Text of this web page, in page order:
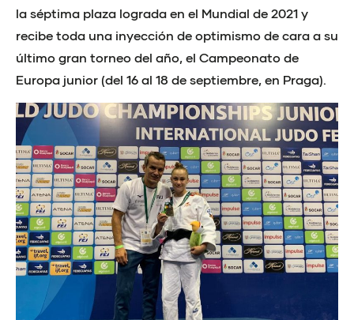
la séptima plaza lograda en el Mundial de 2021 y
recibe toda una inyección de optimismo de cara a su
último gran torneo del año, el Campeonato de
Europa junior (del 16 al 18 de septiembre, en Praga).